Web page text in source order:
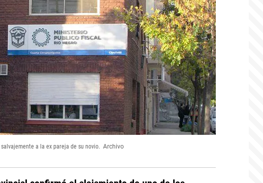
a la ex pareja de su novio. Archivo